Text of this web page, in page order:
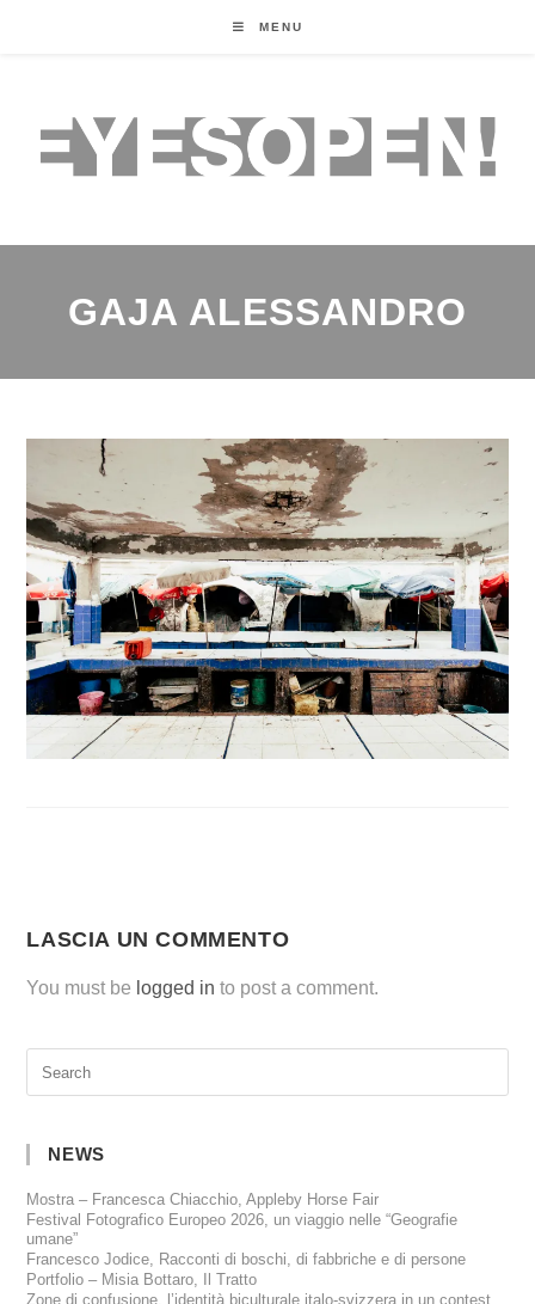
MENU
GAJA ALESSANDRO
LASCIA UN COMMENTO
You must be logged in to post a comment.
NEWS
Mostra – Francesca Chiacchio, Appleby Horse Fair
Festival Fotografico Europeo 2026, un viaggio nelle “Geografie
umane”
Francesco Jodice, Racconti di boschi, di fabbriche e di persone
Portfolio – Misia Bottaro, Il Tratto
Zone di confusione, l’identità biculturale italo-svizzera in un contest